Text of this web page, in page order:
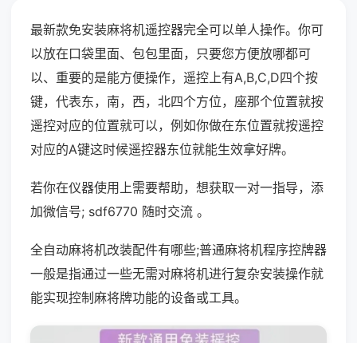
最新款免安装麻将机遥控器完全可以单人操作。你可
以放在口袋里面、包包里面，只要您方便放哪都可
以、重要的是能方便操作，遥控上有A,B,C,D四个按
键，代表东，南，西，北四个方位，座那个位置就按
遥控对应的位置就可以，例如你做在东位置就按遥控
对应的A键这时候遥控器东位就能生效拿好牌。
若你在仪器使用上需要帮助，想获取一对一指导，添
加微信号; sdf6770 随时交流 。
全自动麻将机改装配件有哪些;普通麻将机程序控牌器
一般是指通过一些无需对麻将机进行复杂安装操作就
能实现控制麻将牌功能的设备或工具。